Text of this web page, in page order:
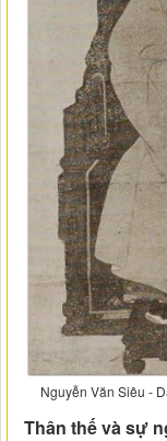
Nguyễn Văn Siêu -
Thân thế và sự